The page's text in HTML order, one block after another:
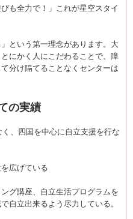
も全力で！」これが星空スタイ
という第一理念があります。大
にかく人にこだわることで、障
分け隔てることなくセンターは
の実績
、四国を中心に自立支援を行な
広げている
グ講座、自立生活プログラムを
自立出来るよう尽力している。